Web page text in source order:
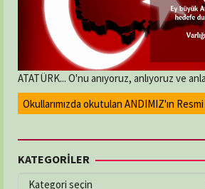
ATATÜRK... O'nu anıyoruz, anlıyoruz ve
Okullarımızda okutulan ANDIMIZ'ın Resmi
KATEGORİLER
KATEGORİLER